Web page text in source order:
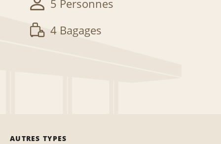
5 Personnes
4 Bagages
AUTRES TYPES